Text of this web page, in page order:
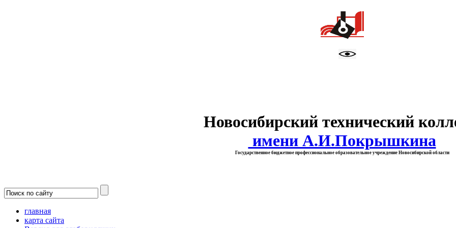
Новосибирский технический
имени А.И.Покрышкина
Государственное бюджетное профессиональное образовательное учреждение Новосибирской области
главная
карта сайта